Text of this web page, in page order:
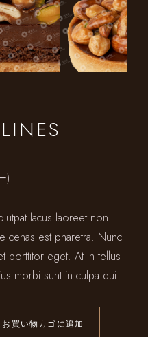
)
lacus laoreet non
cenas est pharetra. Nunc
porttitor eget. At in tellus
morbi sunt in culpa qui.
お買い物カゴに追加